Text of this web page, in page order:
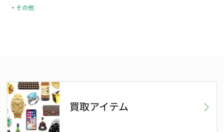
その他
買取アイテム